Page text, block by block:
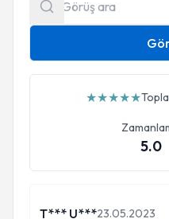
★★★★★
5.0
T*** U***23.05.2023